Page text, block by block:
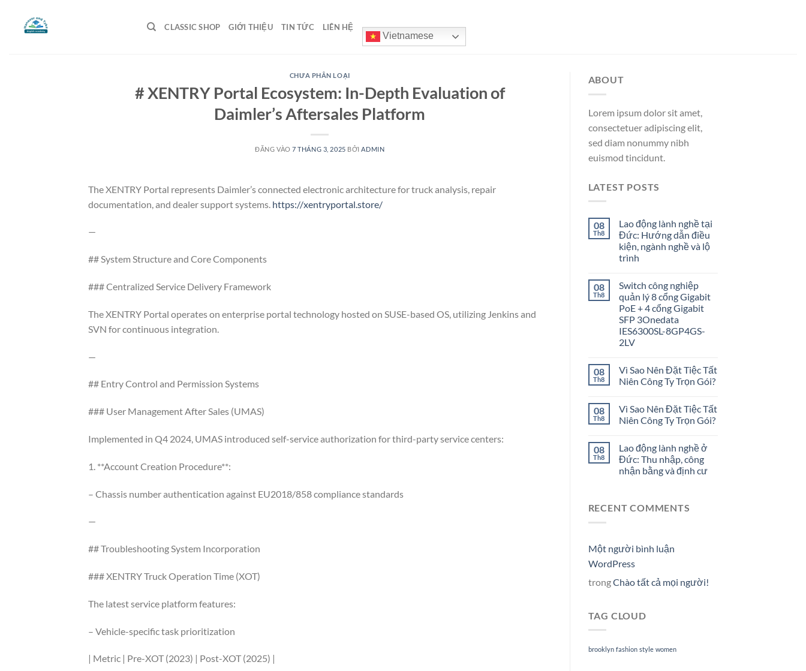
CLASSIC SHOP GIỚI THIỆU TIN TỨC LIÊN HỆ
Vietnamese
CHƯA PHÂN LOẠI
# XENTRY Portal Ecosystem: In-Depth Evaluation of
Daimler’s Aftersales Platform
ĐĂNG VÀO7 THÁNG 3, 2025 BỞI ADMIN
The XENTRY Portal represents Daimler’s connected electronic architecture for truck analysis, repair
documentation, and dealer support systems. https://xentryportal.store/
—
## System Structure and Core Components
### Centralized Service Delivery Framework
The XENTRY Portal operates on enterprise portal technology hosted on SUSE-based OS, utilizing Jenkins and
SVN for continuous integration.
—
## Entry Control and Permission Systems
### User Management After Sales (UMAS)
Implemented in Q4 2024, UMAS introduced self-service authorization for third-party service centers:
1. **Account Creation Procedure**:
– Chassis number authentication against EU2018/858 compliance standards
—
## Troubleshooting System Incorporation
### XENTRY Truck Operation Time (XOT)
The latest service platform features:
– Vehicle-specific task prioritization
| Metric | Pre-XOT (2023) | Post-XOT (2025) |
ABOUT
Lorem ipsum dolor sit amet,
consectetuer adipiscing elit,
sed diam nonummy nibh
euismod tincidunt.
LATEST POSTS
08
Th8
Lao động lành nghề tại
Đức: Hướng dẫn điều
kiện, ngành nghề và lộ
trình
08
Th8
Switch công nghiệp
quản lý 8 cổng Gigabit
PoE + 4 cổng Gigabit
SFP 3Onedata
IES6300SL-8GP4GS-
2LV
08
Th8
Vì Sao Nên Đặt Tiệc Tất
Niên Công Ty Trọn Gói?
08
Th8
Vì Sao Nên Đặt Tiệc Tất
Niên Công Ty Trọn Gói?
08
Th8
Lao động lành nghề ở
Đức: Thu nhập, công
nhận bằng và định cư
RECENT COMMENTS
Một người bình luận
WordPress
trongChào tất cả mọi người!
TAG CLOUD
brooklyn fashion style women